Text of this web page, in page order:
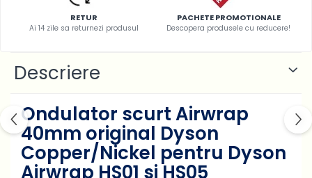
GRUPA 0+1 2 3/ 0-36 kg / 0-12 ani
Jucarii si Jocuri
Seturi de constructie
IT&C
Produse curatare IT
Stocare date
Baterii laptop
RETUR
Ai 14 zile sa returnezi produsul
PACHETE PROMOTIONALE
Descopera produsele cu reducere!
Descriere
Ondulator scurt Airwrap
40mm original Dyson
Copper/Nickel pentru Dyson
Airwrap HS01 si HS05